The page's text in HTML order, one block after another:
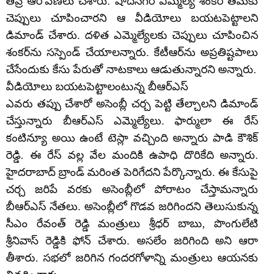
చెప్పులు చూపించారని ఆ వీడియోలు బయటపెట్టాలని
డిమాండ్ చేశారు. దళిత ఎమ్మెల్యేలకు చెప్పులు చూపించిన
శంకర్‌ను సస్పెండ్ చేయాలన్నారు. కేటీఆర్‌ను అప్రతిష్టపాలు
చేసేందుకు కేసు పేరుతో నాటకాలు ఆడుతున్నారని అన్నారు.
వీడియోలు బయటపెట్టాలంటున్న బీఆర్ఎస్
ఎవరు తప్పు చేశారో అసెంబ్లీ చర్చ పెట్టి తేల్చాలని డిమాండ్
చేస్తున్నారు బీఆర్‌ఎస్ ఎమ్మెల్యేలు. ఫార్ములా ఈ రేస్
కంటిన్యూ అయి ఉంటే టెస్లా వచ్చింది అన్నారు పాడి కౌశిక్
రెడ్డి. ఈ రేస్ వల్ల వేల మందికి ఉపాధి దొరికేది అన్నారు.
హైదరాబాద్ బ్రాండ్ మరింత పెరిగేదని పేర్కొన్నారు. ఈ కేసుపై
చర్చ జరిపే వరకు అసెంబ్లీలో పోరాటం చేస్తామన్నారు
బీఆర్‌ఎస్ నేతలు. అసెంబ్లీలో గొడవ జరిగిందని తెలుసుకున్న
సీఎం రేవంత్ రెడ్డి మంత్రులు శ్రీధర్ బాబు, పొంగులేటి
శ్రీనివాస్ రెడ్డికి ఫోన్ చేశారు. అసలేం జరిగింది అని ఆరా
తీశారు. సభలో జరిగిన గందరగోళాన్ని మంత్రులు ఆయనకు